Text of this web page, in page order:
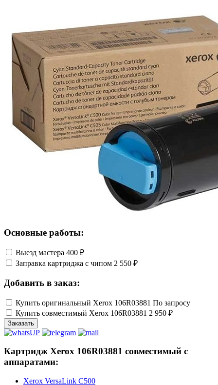
Основные работы:
Выезд мастера 400 ₽
Заправка картриджа с чипом 2 550 ₽
Добавить в заказ:
Купить оригинальный Xerox 106R03881 По запросу
Купить совместимый Xerox 106R03881 2 950 ₽
Заказать
Картридж Xerox 106R03881 совместимый с
аппаратами:
Xerox VersaLink C500